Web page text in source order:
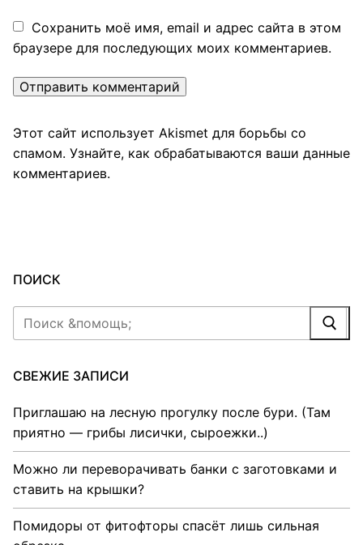
Сохранить моё имя, email и адрес сайта в этом
браузере для последующих моих комментариев.
Этот сайт использует Akismet для борьбы со
спамом. Узнайте, как обрабатываются ваши данные
комментариев.
ПОИСК
Найти:
СВЕЖИЕ ЗАПИСИ
Приглашаю на лесную прогулку после бури. (Там
приятно — грибы лисички, сыроежки..)
Можно ли переворачивать банки с заготовками и
ставить на крышки?
Помидоры от фитофторы спасёт лишь сильная